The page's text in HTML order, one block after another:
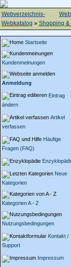
Webverzeichnis-
Webkatalog » Shopping &
Startseite
Kundenmeinungen
Anmeldung
Eintrag
ändern
Artikel
verfassen
Häufige
Fragen (FAQ)
Neue
Kategorien
Kategorien A - Z
Nutzungsbedingungen
Kontakt /
Support
Impressum